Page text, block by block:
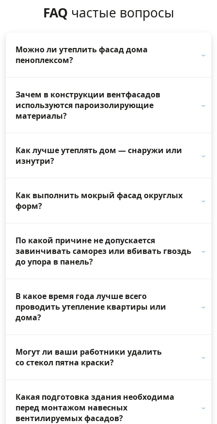
FAQ частые вопросы
Можно ли утеплить фасад дома
пеноплексом?
Зачем в конструкции вентфасадов
используются пароизолирующие
материалы?
Как лучше утеплять дом — снаружи или
изнутри?
Как выполнить мокрый фасад округлых
форм?
По какой причине не допускается
завинчивать саморез или вбивать гвоздь
до упора в панель?
В какое время года лучше всего
проводить утепление квартиры или
дома?
Могут ли ваши работники удалить
со стекол пятна краски?
Какая подготовка здания необходима
перед монтажом навесных
вентилируемых фасадов?